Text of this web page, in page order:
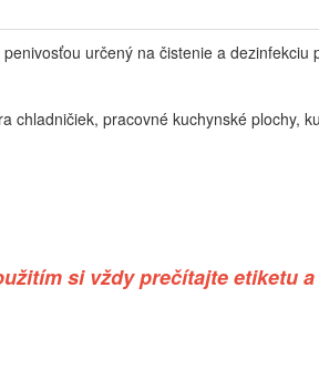
určený na čistenie a dezinfekciu
pracovné kuchynské plochy,
si vždy prečítajte etiketu